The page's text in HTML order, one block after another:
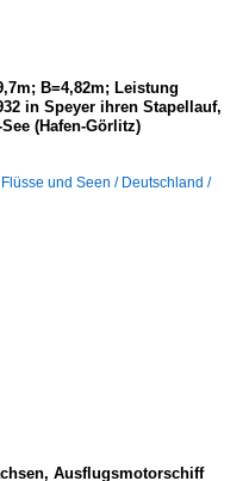
B=4,82m; Leistung
in Speyer ihren Stapellauf,
(Hafen-Görlitz)
Flüsse und Seen / Deutschland /
Ausflugsmotorschiff